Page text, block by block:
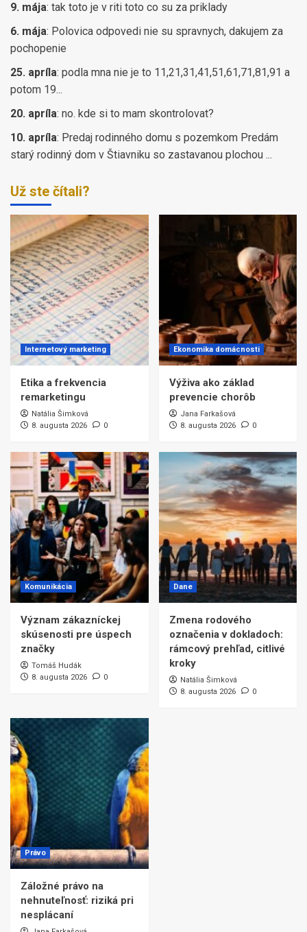
9. mája: tak toto je v riti toto co su za priklady
6. mája: Polovica odpovedi nie su spravnych, dakujem za
pochopenie
25. apríla: podla mna nie je to 11,21,31,41,51,61,71,81,91 a
potom 19...
20. apríla: no. kde si to mam skontrolovat?
10. apríla: Predaj rodinného domu s pozemkom Predám
starý rodinný dom v Štiavniku so zastavanou plochou ...
Už ste čítali?
Internetový marketing
Etika a frekvencia
remarketingu
Natália Šimková
8. augusta 2026
0
Ekonomika domácnosti
Výživa ako základ
prevencie chorôb
Jana Farkašová
8. augusta 2026
0
Komunikácia
Význam zákazníckej
skúsenosti pre úspech
značky
Tomáš Hudák
8. augusta 2026
0
Dane
Zmena rodového
označenia v dokladoch:
rámcový prehľad, citlivé
kroky
Natália Šimková
8. augusta 2026
0
Právo
Záložné právo na
nehnuteľnosť: riziká pri
nesplácaní